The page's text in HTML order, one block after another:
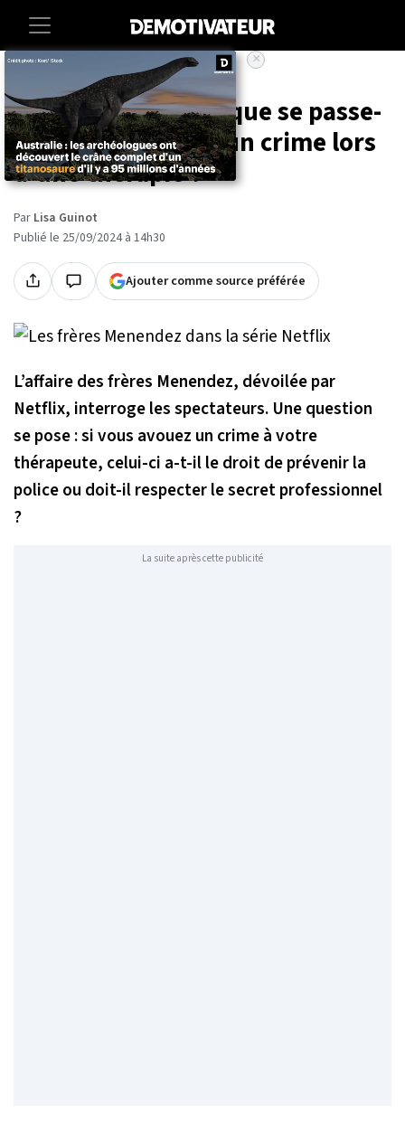
Entertainment Series
Frères Menendez : que se passe-
t-il si vous avouez un crime lors
d'une thérapie ?
Par Lisa Guinot
Publié le 25/09/2024 à 14h30
Ajouter comme source préférée
L’affaire des frères Menendez, dévoilée par
Netflix, interroge les spectateurs. Une question
se pose : si vous avouez un crime à votre
thérapeute, celui-ci a-t-il le droit de prévenir la
police ou doit-il respecter le secret professionnel
?
La suite après cette publicité
×